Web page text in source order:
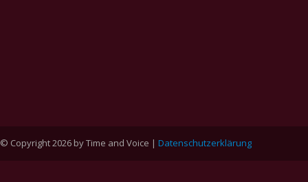
© Copyright 2026 by Time and Voice | Datenschutzerklärung